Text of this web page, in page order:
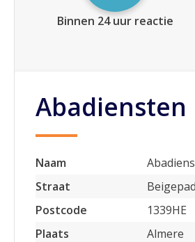
Binnen 24 uur reactie
Abadiensten
Naam
Straat
Postcode
1339HE
Plaats
Almere